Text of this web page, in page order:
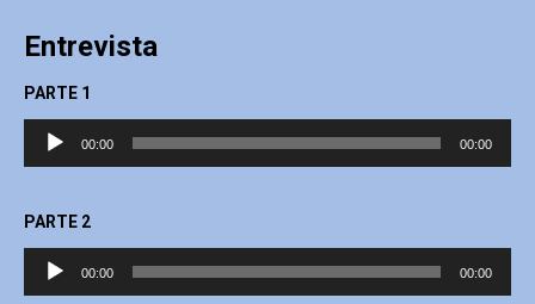
Entrevista
PARTE 1
Reprodutor
00:00 00:00
PARTE 2
Reprodutor
00:00 00:00